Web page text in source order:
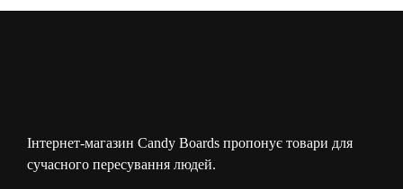
Інтернет-магазин Candy Boards пропонує товари для
сучасного пересування людей.